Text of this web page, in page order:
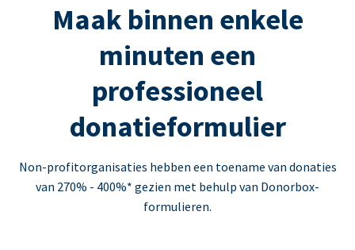
Maak binnen enkele
minuten een
professioneel
donatieformulier
Non-profitorganisaties hebben een toename van donaties
van 270% - 400%* gezien met behulp van Donorbox-
formulieren.